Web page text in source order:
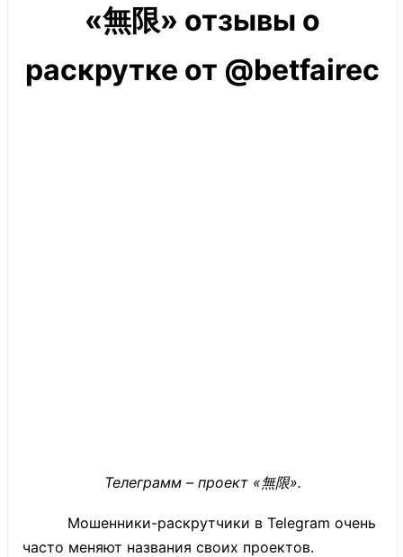
«無限» отзывы о
раскрутке от @betfairec
Телеграмм – проект «無限».
Мошенники-раскрутчики в Telegram очень
часто меняют названия своих проектов.